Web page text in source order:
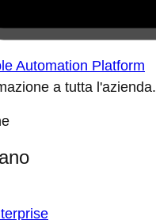
Automation Platform
a tutta l'azienda.